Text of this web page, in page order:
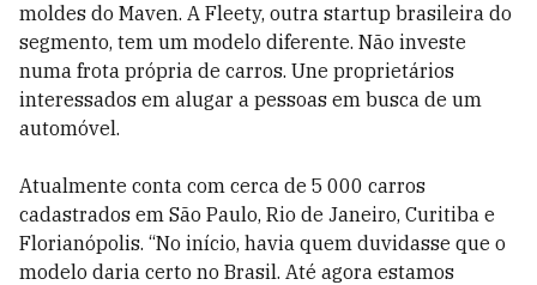
moldes do Maven. A Fleety,­ outra startup brasileira do
segmento, tem um modelo diferente. Não investe
numa frota própria de ­carros. Une proprietários
interessados em alugar a pessoas em busca de um
automóvel.
Atualmente conta com cerca de 5 000 carros
cadastrados em São Paulo, Rio de Janeiro, Curiti­ba e
Florianópolis. “No início, havia quem duvidasse que o
modelo daria certo no Brasil. Até agora estamos